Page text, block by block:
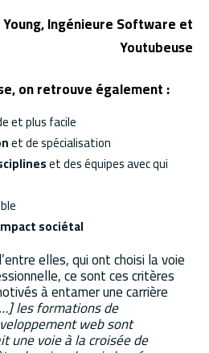
Ingénieure Software et
Youtubeuse
on retrouve également :
et plus facile
et de spécialisation
et des équipes avec qui
sociétal
elles, qui ont choisi la voie
ce sont ces critères
à entamer une carrière
les formations de
web sont
une voie à la croisée de